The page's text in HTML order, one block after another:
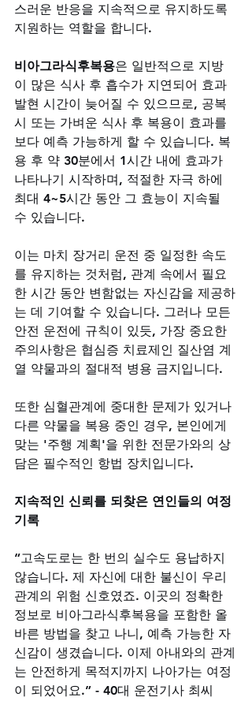
스러운 반응을 지속적으로 유지하도록
지원하는 역할을 합니다.
비아그라식후복용은 일반적으로 지방
이 많은 식사 후 흡수가 지연되어 효과
발현 시간이 늦어질 수 있으므로, 공복
시 또는 가벼운 식사 후 복용이 효과를
보다 예측 가능하게 할 수 있습니다. 복
용 후 약 30분에서 1시간 내에 효과가
나타나기 시작하며, 적절한 자극 하에
최대 4~5시간 동안 그 효능이 지속될
수 있습니다.
이는 마치 장거리 운전 중 일정한 속도
를 유지하는 것처럼, 관계 속에서 필요
한 시간 동안 변함없는 자신감을 제공하
는 데 기여할 수 있습니다. 그러나 모든
안전 운전에 규칙이 있듯, 가장 중요한
주의사항은 협심증 치료제인 질산염 계
열 약물과의 절대적 병용 금지입니다.
또한 심혈관계에 중대한 문제가 있거나
다른 약물을 복용 중인 경우, 본인에게
맞는 '주행 계획'을 위한 전문가와의 상
담은 필수적인 항법 장치입니다.
지속적인 신뢰를 되찾은 연인들의 여정
기록
“고속도로는 한 번의 실수도 용납하지
않습니다. 제 자신에 대한 불신이 우리
관계의 위험 신호였죠. 이곳의 정확한
정보로 비아그라식후복용을 포함한 올
바른 방법을 찾고 나니, 예측 가능한 자
신감이 생겼습니다. 이제 아내와의 관계
는 안전하게 목적지까지 나아가는 여정
이 되었어요.” - 40대 운전기사 최씨